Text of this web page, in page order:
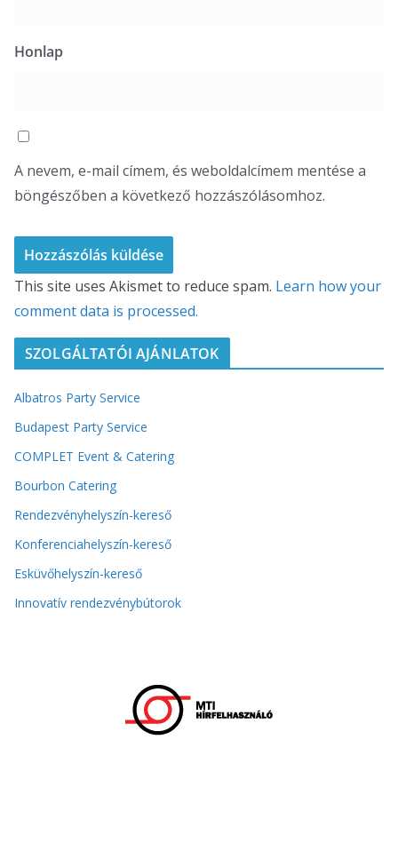
Honlap
A nevem, e-mail címem, és weboldalcímem mentése a
böngészőben a következő hozzászólásomhoz.
This site uses Akismet to reduce spam. Learn how your
comment data is processed.
SZOLGÁLTATÓI AJÁNLATOK
Albatros Party Service
Budapest Party Service
COMPLET Event & Catering
Bourbon Catering
Rendezvényhelyszín-kereső
Konferenciahelyszín-kereső
Esküvőhelyszín-kereső
Innovatív rendezvénybútorok